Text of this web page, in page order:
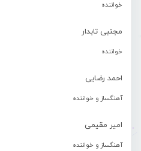
خواننده
مجتبی تابدار
خواننده
احمد رضایی
آهنگساز و خواننده
امیر مقیمی
آهنگساز و خواننده